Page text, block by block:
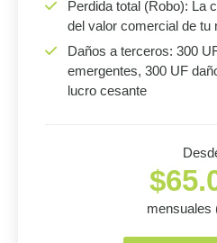
Perdida total (Robo): La
del valor comercial de tu
Daños a terceros: 300
emergentes, 300 UF
lucro cesante
mensuales